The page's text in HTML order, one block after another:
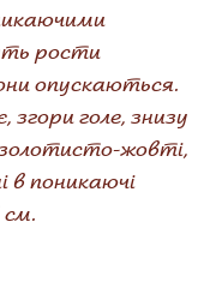
рости
опускаються.
голе, знизу
жовті,
в поникаючі